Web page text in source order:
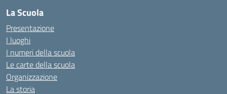
La Scuola
Presentazione
I luoghi
I numeri della scuola
Le carte della scuola
Organizzazione
La storia